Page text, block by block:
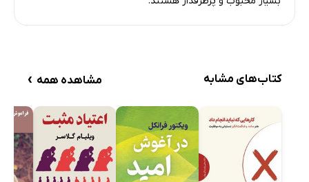
کتاب‌های مشابه مشاهده همه ›